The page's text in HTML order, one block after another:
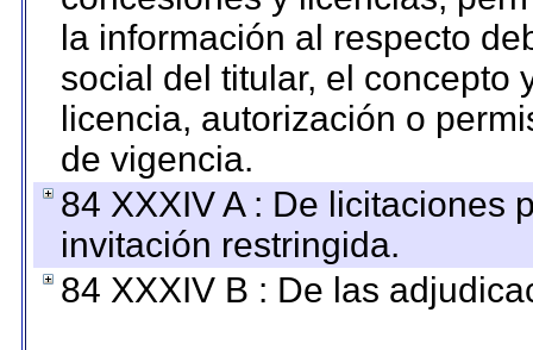
la información al respecto
social del titular, el concepto
licencia, autorización o
de vigencia.
84 XXXIV A : De licitaciones
invitación restringida.
84 XXXIV B : De las